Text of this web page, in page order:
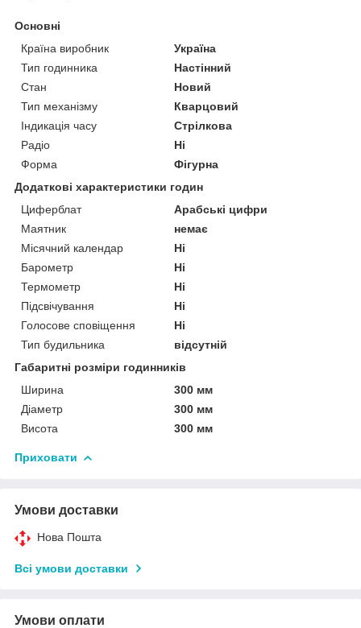
Основні
Країна виробник
Україна
Тип годинника
Настінний
Стан
Новий
Тип механізму
Кварцовий
Індикація часу
Стрілкова
Радіо
Ні
Форма
Фігурна
Додаткові характеристики годин
Циферблат
Арабські цифри
Маятник
немає
Місячний календар
Ні
Барометр
Ні
Термометр
Ні
Підсвічування
Ні
Голосове сповіщення
Ні
Тип будильника
відсутній
Габаритні розміри годинників
Ширина
300 мм
Діаметр
300 мм
Висота
300 мм
Приховати
Умови доставки
Нова Пошта
Всі умови доставки
Умови оплати